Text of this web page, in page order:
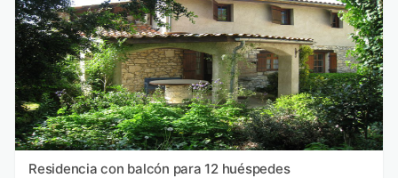
Residencia con balcón para 12 huéspedes